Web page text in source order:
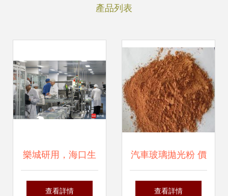
產品列表
樂城研用，海口生
產 科賽拉玻璃拋光
查看詳情
汽車玻璃拋光粉 價
格、批發與廠家指
查看詳情